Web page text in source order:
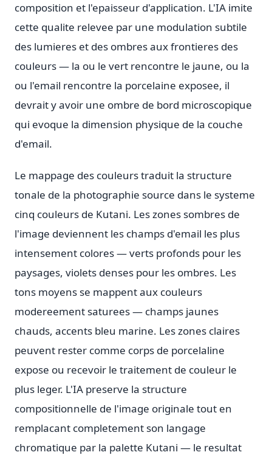
composition et l'epaisseur d'application. L'IA imite
cette qualite relevee par une modulation subtile
des lumieres et des ombres aux frontieres des
couleurs — la ou le vert rencontre le jaune, ou la
ou l'email rencontre la porcelaine exposee, il
devrait y avoir une ombre de bord microscopique
qui evoque la dimension physique de la couche
d'email.
Le mappage des couleurs traduit la structure
tonale de la photographie source dans le systeme
cinq couleurs de Kutani. Les zones sombres de
l'image deviennent les champs d'email les plus
intensement colores — verts profonds pour les
paysages, violets denses pour les ombres. Les
tons moyens se mappent aux couleurs
modereement saturees — champs jaunes
chauds, accents bleu marine. Les zones claires
peuvent rester comme corps de porcelaline
expose ou recevoir le traitement de couleur le
plus leger. L'IA preserve la structure
compositionnelle de l'image originale tout en
remplacant completement son langage
chromatique par la palette Kutani — le resultat